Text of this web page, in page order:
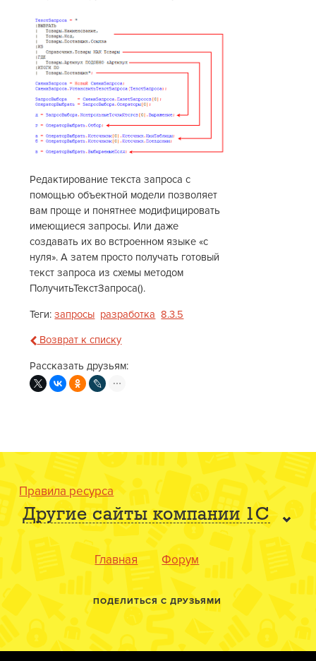
Редактирование текста запроса с
помощью объектной модели позволяет
вам проще и понятнее модифицировать
имеющиеся запросы. Или даже
создавать их во встроенном языке «с
нуля». А затем просто получать готовый
текст запроса из схемы методом
ПолучитьТекстЗапроса().
Теги:запросы разработка 8.3.5
Возврат к списку
Рассказать друзьям:
Правила ресурса
Другие сайты компании 1С
Главная Форум
ПОДЕЛИТЬСЯ С ДРУЗЬЯМИ